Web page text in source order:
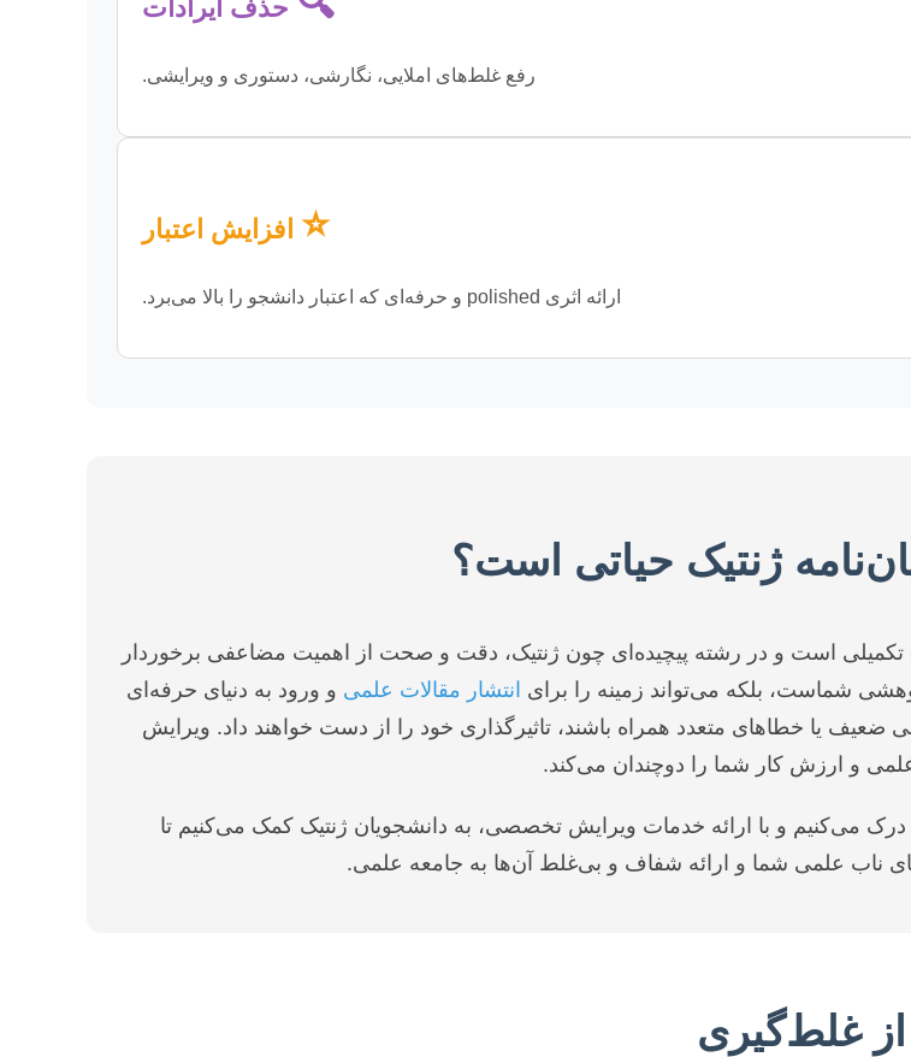
حذف ایرادات
رفع غلط‌های املایی، نگارشی، دستوری و ویرایشی.
⭐ افزایش اعتبار
ارائه اثری polished و حرفه‌ای که اعتبار دانشجو را بالا می‌برد.
ژنتیک حیاتی است؟
تکمیلی است و در رشته پیچیده‌ای چون ژنتیک، دقت و صحت از اهمیت مضاعفی برخوردار
شماست، بلکه می‌تواند زمینه را برای انتشار مقالات علمی و ورود به دنیای حرفه‌ای
ضعیف یا خطاهای متعدد همراه باشند، تاثیرگذاری خود را از دست خواهند داد. ویرایش
علمی و ارزش کار شما را دوچندان می‌کند.
درک می‌کنیم و با ارائه خدمات ویرایش تخصصی، به دانشجویان ژنتیک کمک می‌کنیم تا
ناب علمی شما و ارائه شفاف و بی‌غلط آن‌ها به جامعه علمی.
از غلط‌گیری